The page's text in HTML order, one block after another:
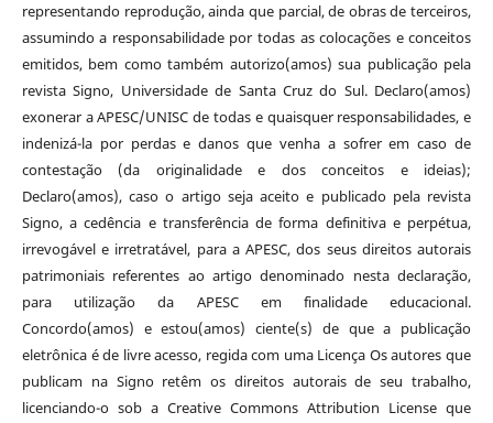
representando reprodução, ainda que parcial, de obras de terceiros,
assumindo a responsabilidade por todas as colocações e conceitos
emitidos, bem como também autorizo(amos) sua publicação pela
revista Signo, Universidade de Santa Cruz do Sul. Declaro(amos)
exonerar a APESC/UNISC de todas e quaisquer responsabilidades, e
indenizá-la por perdas e danos que venha a sofrer em caso de
contestação (da originalidade e dos conceitos e ideias);
Declaro(amos), caso o artigo seja aceito e publicado pela revista
Signo, a cedência e transferência de forma definitiva e perpétua,
irrevogável e irretratável, para a APESC, dos seus direitos autorais
patrimoniais referentes ao artigo denominado nesta declaração,
para utilização da APESC em finalidade educacional.
Concordo(amos) e estou(amos) ciente(s) de que a publicação
eletrônica é de livre acesso, regida com uma Licença Os autores que
publicam na Signo retêm os direitos autorais de seu trabalho,
licenciando-o sob a Creative Commons Attribution License que